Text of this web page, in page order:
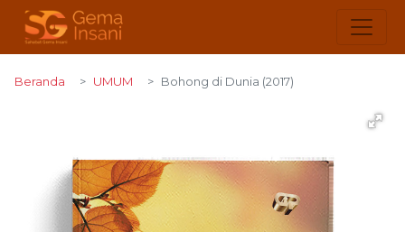
Beranda UMUM Bohong di Dunia (2017)